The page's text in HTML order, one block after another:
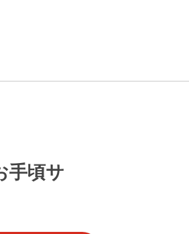
手頃サ